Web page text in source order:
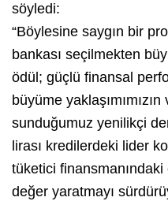
söyledi:
“Böylesine saygın bir
bankası seçilmekten
ödül; güçlü finansal
büyüme
sunduğumuz yenilikçi
lirası kredilerdeki lider
tüketici
değer yaratmayı